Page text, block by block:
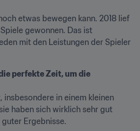
etwas bewegen kann. 2018 lief
gewonnen. Das ist
mit den Leistungen der Spieler
perfekte Zeit, um die
insbesondere in einem kleinen
haben sich wirklich sehr gut
Ergebnisse.